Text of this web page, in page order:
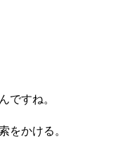
ですね。
をかける。